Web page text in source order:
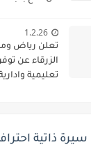
متميزة
الأكاديمي
1.2.26
تعلن رياض
الزرقاء عن
تعليمية
ذاتية